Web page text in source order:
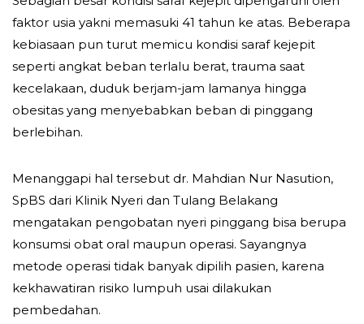
faktor usia yakni memasuki 41 tahun ke atas. Beberapa
kebiasaan pun turut memicu kondisi saraf kejepit
seperti angkat beban terlalu berat, trauma saat
kecelakaan, duduk berjam-jam lamanya hingga
obesitas yang menyebabkan beban di pinggang
berlebihan.
Menanggapi hal tersebut dr. Mahdian Nur Nasution,
SpBS dari Klinik Nyeri dan Tulang Belakang
mengatakan pengobatan nyeri pinggang bisa berupa
konsumsi obat oral maupun operasi. Sayangnya
metode operasi tidak banyak dipilih pasien, karena
kekhawatiran risiko lumpuh usai dilakukan
pembedahan.